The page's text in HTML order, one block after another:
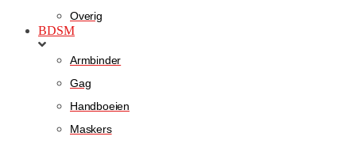
Overig
BDSM
Armbinder
Gag
Handboeien
Maskers